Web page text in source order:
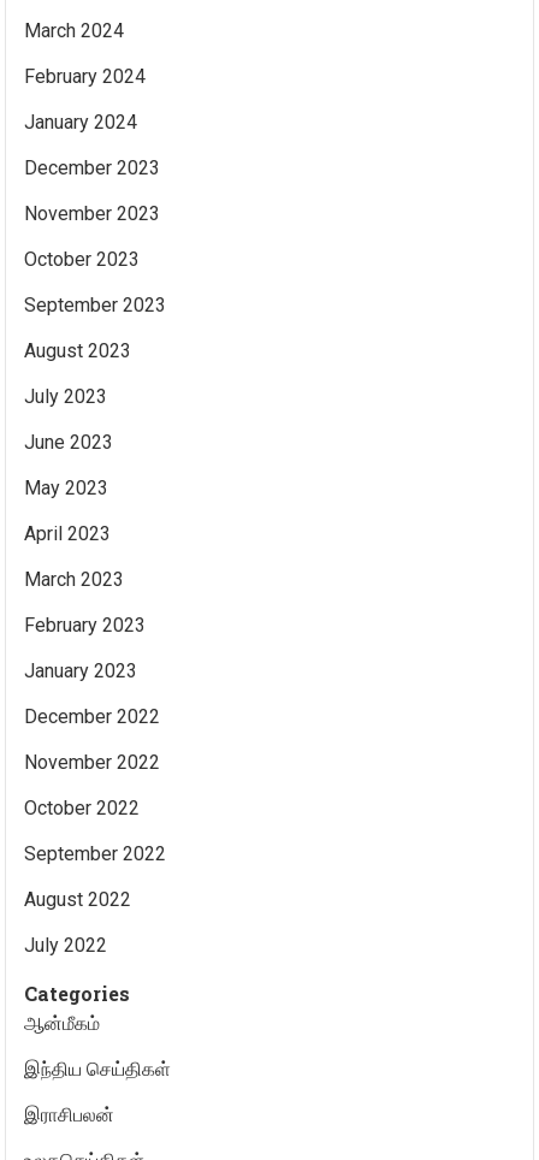
March 2024
February 2024
January 2024
December 2023
November 2023
October 2023
September 2023
August 2023
July 2023
June 2023
May 2023
April 2023
March 2023
February 2023
January 2023
December 2022
November 2022
October 2022
September 2022
August 2022
July 2022
Categories
ஆன்மீகம்
இந்திய செய்திகள்
இராசிபலன்